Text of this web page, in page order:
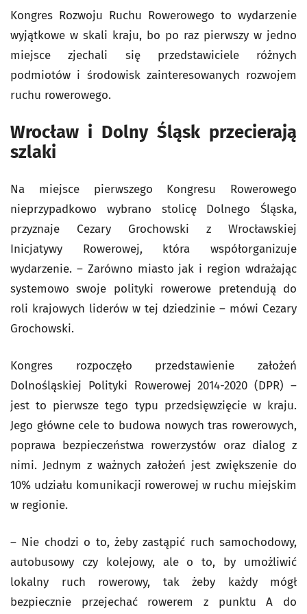
Kongres Rozwoju Ruchu Rowerowego to wydarzenie
wyjątkowe w skali kraju, bo po raz pierwszy w jedno
miejsce zjechali się przedstawiciele różnych
podmiotów i środowisk zainteresowanych rozwojem
ruchu rowerowego.
Wrocław i Dolny Śląsk przecierają
szlaki
Na miejsce pierwszego Kongresu Rowerowego
nieprzypadkowo wybrano stolicę Dolnego Śląska,
przyznaje Cezary Grochowski z Wrocławskiej
Inicjatywy Rowerowej, która współorganizuje
wydarzenie. – Zarówno miasto jak i region wdrażając
systemowo swoje polityki rowerowe pretendują do
roli krajowych liderów w tej dziedzinie – mówi Cezary
Grochowski.
Kongres rozpoczęło przedstawienie założeń
Dolnośląskiej Polityki Rowerowej 2014-2020 (DPR) –
jest to pierwsze tego typu przedsięwzięcie w kraju.
Jego główne cele to budowa nowych tras rowerowych,
poprawa bezpieczeństwa rowerzystów oraz dialog z
nimi. Jednym z ważnych założeń jest zwiększenie do
10% udziału komunikacji rowerowej w ruchu miejskim
w regionie.
– Nie chodzi o to, żeby zastąpić ruch samochodowy,
autobusowy czy kolejowy, ale o to, by umożliwić
lokalny ruch rowerowy, tak żeby każdy mógł
bezpiecznie przejechać rowerem z punktu A do